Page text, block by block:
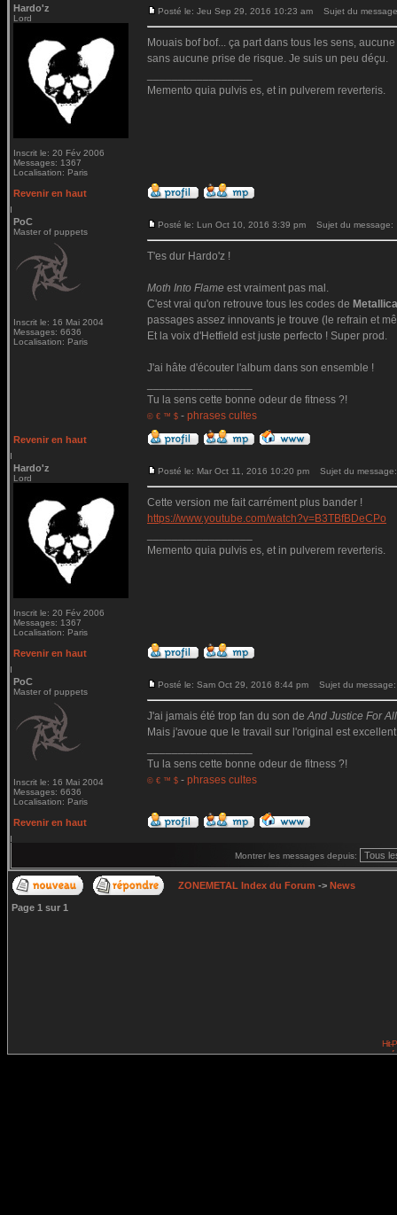
Hardo'z
Lord
Inscrit le: 20 Fév 2006
Messages: 1367
Localisation: Paris
Posté le: Jeu Sep 29, 2016 10:23 am Sujet du
Mouais bof bof... ça part dans tous les sens,
sans aucune prise de risque. Je suis un peu déçu.
Memento quia pulvis es, et in pulverem reverteris.
Revenir en haut
PoC
Master of puppets
Inscrit le: 16 Mai 2004
Messages: 6636
Localisation: Paris
Posté le: Lun Oct 10, 2016 3:39 pm Sujet du message:
T'es dur Hardo'z !
Moth Into Flame est vraiment pas mal.
C'est vrai qu'on retrouve tous les codes de Metallica
passages assez innovants je trouve (le refrain et
Et la voix d'Hetfield est juste perfecto ! Super prod.
J'ai hâte d'écouter l'album dans son ensemble !
Tu la sens cette bonne odeur de fitness ?!
© € ™ $ - phrases cultes
Revenir en haut
Hardo'z
Lord
Inscrit le: 20 Fév 2006
Messages: 1367
Localisation: Paris
Posté le: Mar Oct 11, 2016 10:20 pm Sujet du message:
Cette version me fait carrément plus bander !
https://www.youtube.com/watch?v=B3TBfBDeCPo
Memento quia pulvis es, et in pulverem reverteris.
Revenir en haut
PoC
Master of puppets
Inscrit le: 16 Mai 2004
Messages: 6636
Localisation: Paris
Posté le: Sam Oct 29, 2016 8:44 pm Sujet du message:
J'ai jamais été trop fan du son deAnd Justice For
Mais j'avoue que le travail sur l'original est
Tu la sens cette bonne odeur de fitness ?!
© € ™ $ - phrases cultes
Revenir en haut
Montrer les messages depuis:
ZONEMETAL Index du Forum -> News
Page 1 sur 1